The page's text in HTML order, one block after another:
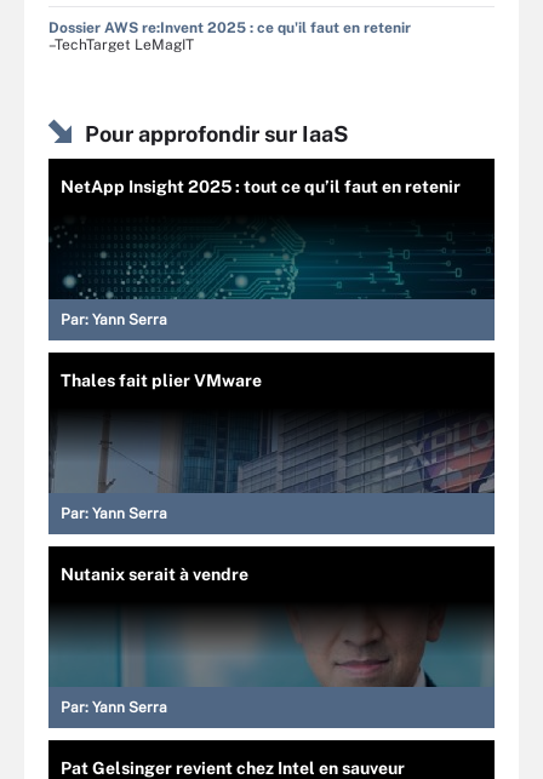
Dossier AWS re:Invent 2025 : ce qu'il faut en retenir
–TechTarget LeMagIT
Pour approfondir sur IaaS
NetApp Insight 2025 : tout ce qu’il faut en retenir
Par: Yann Serra
Thales fait plier VMware
Par: Yann Serra
Nutanix serait à vendre
Par: Yann Serra
Pat Gelsinger revient chez Intel en sauveur